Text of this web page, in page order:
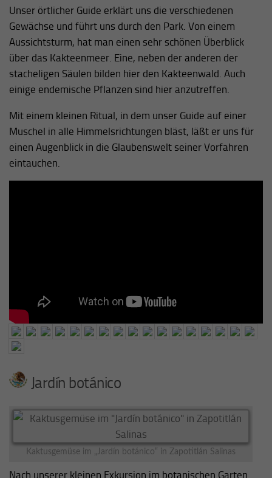
Unser örtlicher Guide erklärt uns die verschiedenen
Gewächse und führt uns durch den Park. Von einem
Aussichtsturm, hat man einen sehr schönen Überblick
über das Kakteenmeer. Eine, neben der anderen der
stacheligen Säulen bilden hier den Kakteenwald. Auch
einige endemische Pflanzen sind hier anzutreffen.
Mit einem kleinen Ritual, in dem unser Guide auf einer
Muschel in alle Himmelsrichtungen bläst, läßt er uns für
einen Augenblick in die Glaubenswelt seiner Vorfahren
eintauchen.
Jardín botánico
Kaktusgemüse im „Jardín botánico“ in Zapotitlán Salinas
Nach unserer kleinen Exkursion im botanischen Garten